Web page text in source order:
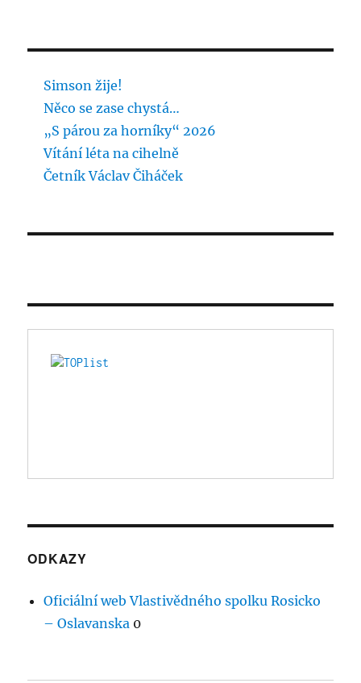
Simson žije!
Něco se zase chystá…
„S párou za horníky“ 2026
Vítání léta na cihelně
Četník Václav Čiháček
ODKAZY
Oficiální web Vlastivědného spolku Rosicko
– Oslavanska 0